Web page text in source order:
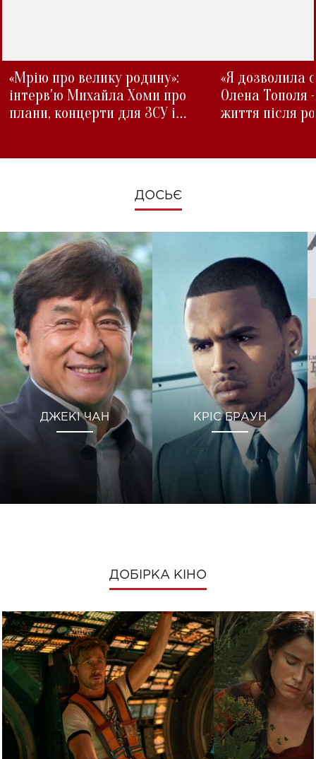
«Мрію про велику родину»:
інтерв'ю Михайла Хоми про
плани, концерти для ЗСУ і
«Я дозволила
Олена Тополя
життя після
ДОСЬЄ
ДЖЕКІ ЧАН КРІС БРАУН
ДОБІРКА КІНО